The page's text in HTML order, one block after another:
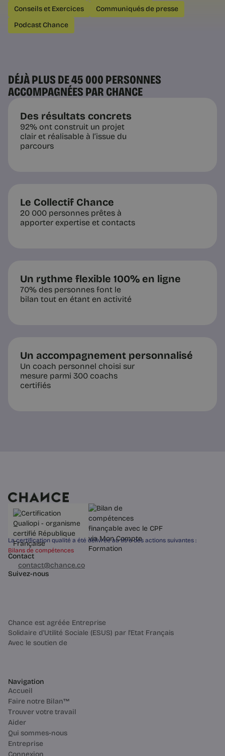
Bilan de compétences en ligne :
comment ça marche, combien ça
coûte, et comment le financer ? Les
réponses à toutes vos questions dans
4 min
Questions pratiques
12 idées de métiers pour se
format offre la même qualité qu'en
présentiel, la flexibilité en plus.
4 min
Questions pratiques
Reconversion professionnelle :
Idées de métiers
Comment choisir une activité
porteuse, où les débouchés comme les
possibilités de formation jouent en
votre faveur ? Voici quelques idées de
reconversion !
Conseils et Exercices
Communiqués de presse
Podcast Chance
DÉJÀ PLUS DE 45 000 PERSONNES
ACCOMPAGNÉES PAR CHANCE
Des résultats concrets
92% ont construit un projet
clair et réalisable à l’issue du
parcours
Le Collectif Chance
20 000 personnes prêtes à
apporter expertise et contacts
Un rythme flexible 100% en ligne
70% des personnes font le
bilan tout en étant en activité
Un accompagnement personnalisé
Un coach personnel choisi sur
mesure parmi 300 coachs
certifiés
La certification qualité a été délivrée au titre des actions suivantes :
Bilans de compétences
Contact
03 60 84 01 14
contact@chance.co
Suivez-nous
Chance est agréée Entreprise
Solidaire d'Utilité Sociale (ESUS) par l'Etat Français
Avec le soutien de
Navigation
Accueil
Faire notre Bilan™
Trouver votre travail
Aider
Qui sommes-nous
Entreprise
Connexion